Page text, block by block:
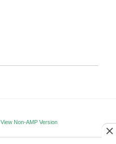
View Non-AMP Version